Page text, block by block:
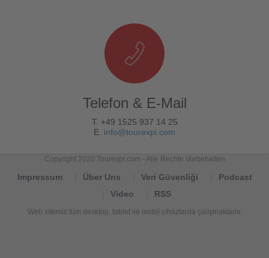
Telefon & E-Mail
T. +49 1525 937 14 25
E. info@tourexpi.com
Copyright 2020 Tourexpi.com - Alle Rechte Vorbehalten
Impressum Über Uns Veri Güvenliği
Podcast
Video
RSS
Web sitemiz tüm desktop, tablet ve mobil cihazlarda çalışmaktadır.